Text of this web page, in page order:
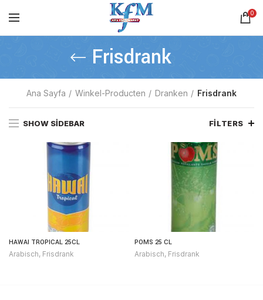
0
Frisdrank
Ana Sayfa Winkel-Producten Dranken Frisdrank
SHOW SIDEBAR FILTERS
HAWAI TROPICAL 25CL
Arabisch, Frisdrank
POMS 25 CL
Arabisch, Frisdrank